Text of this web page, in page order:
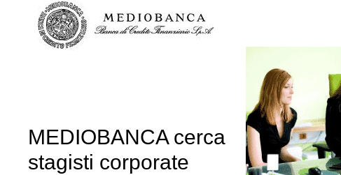
MEDIOBANCA cerca
stagisti corporate